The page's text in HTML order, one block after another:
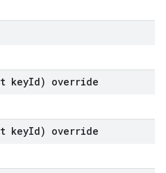
t keyId) override
t keyId) override